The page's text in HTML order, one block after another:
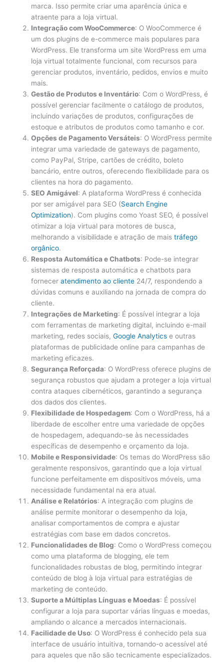
marca. Isso permite criar uma aparência única e
atraente para a loja virtual.
Integração com WooCommerce: O WooCommerce é
um dos plugins de e-commerce mais populares para
WordPress. Ele transforma um site WordPress em uma
loja virtual totalmente funcional, com recursos para
gerenciar produtos, inventário, pedidos, envios e muito
mais.
Gestão de Produtos e Inventário: Com o WordPress, é
possível gerenciar facilmente o catálogo de produtos,
incluindo variações de produtos, configurações de
estoque e atributos de produtos como tamanho e cor.
Opções de Pagamento Versáteis: O WordPress permite
integrar uma variedade de gateways de pagamento,
como PayPal, Stripe, cartões de crédito, boleto
bancário, entre outros, oferecendo flexibilidade para os
clientes na hora do pagamento.
SEO Amigável: A plataforma WordPress é conhecida
por ser amigável para SEO (Search Engine
Optimization). Com plugins como Yoast SEO, é possível
otimizar a loja virtual para motores de busca,
melhorando a visibilidade e atração de maistráfego
orgânico.
Resposta Automática e Chatbots: Pode-se integrar
sistemas de resposta automática e chatbots para
forneceratendimento ao cliente 24/7, respondendo a
dúvidas comuns e auxiliando na jornada de compra do
cliente.
Integrações de Marketing: É possível integrar a loja
com ferramentas de marketing digital, incluindo e-mail
marketing, redes sociais,Google Analytics e outras
plataformas de publicidade online para campanhas de
marketing eficazes.
Segurança Reforçada: O WordPress oferece plugins de
segurança robustos que ajudam a proteger a loja virtual
contra ataques cibernéticos, garantindo a segurança
dos dados dos clientes.
Flexibilidade de Hospedagem: Com o WordPress, há a
liberdade de escolher entre uma variedade de opções
de hospedagem, adequando-se às necessidades
específicas de desempenho e orçamento da loja.
Mobile e Responsividade: Os temas do WordPress são
geralmente responsivos, garantindo que a loja virtual
funcione perfeitamente em dispositivos móveis, uma
necessidade fundamental na era atual.
Análise e Relatórios: A integração com plugins de
análise permite monitorar o desempenho da loja,
analisar comportamentos de compra e ajustar
estratégias com base em dados concretos.
Funcionalidades de Blog: Como o WordPress começou
como uma plataforma de blogging, ele tem
funcionalidades robustas de blog, permitindo integrar
conteúdo de blog à loja virtual para estratégias de
marketing de conteúdo.
Suporte a Múltiplas Línguas e Moedas: É possível
configurar a loja para suportar várias línguas e moedas,
ampliando o alcance a mercados internacionais.
Facilidade de Uso: O WordPress é conhecido pela sua
interface de usuário intuitiva, tornando-o acessível até
para aqueles que não são tecnicamente especializados.